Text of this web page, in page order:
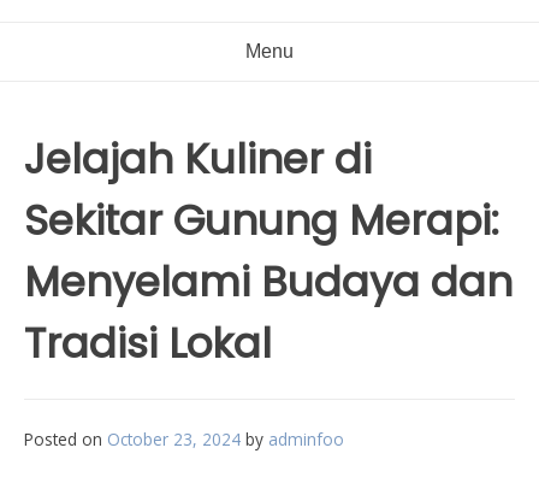
Menu
Jelajah Kuliner di
Sekitar Gunung Merapi:
Menyelami Budaya dan
Tradisi Lokal
Posted on October 23, 2024 by adminfoo